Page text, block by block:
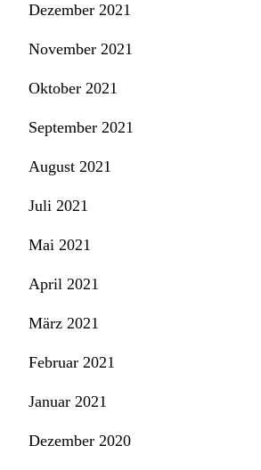
Dezember 2021
November 2021
Oktober 2021
September 2021
August 2021
Juli 2021
Mai 2021
April 2021
März 2021
Februar 2021
Januar 2021
Dezember 2020